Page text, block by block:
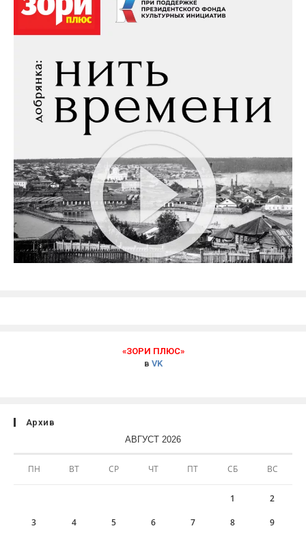
«ЗОРИ ПЛЮС»
в VK
Архив
АВГУСТ 2026
ПН ВТ СР ЧТ ПТ СБ ВС
1 2
3 4 5 6 7 8 9